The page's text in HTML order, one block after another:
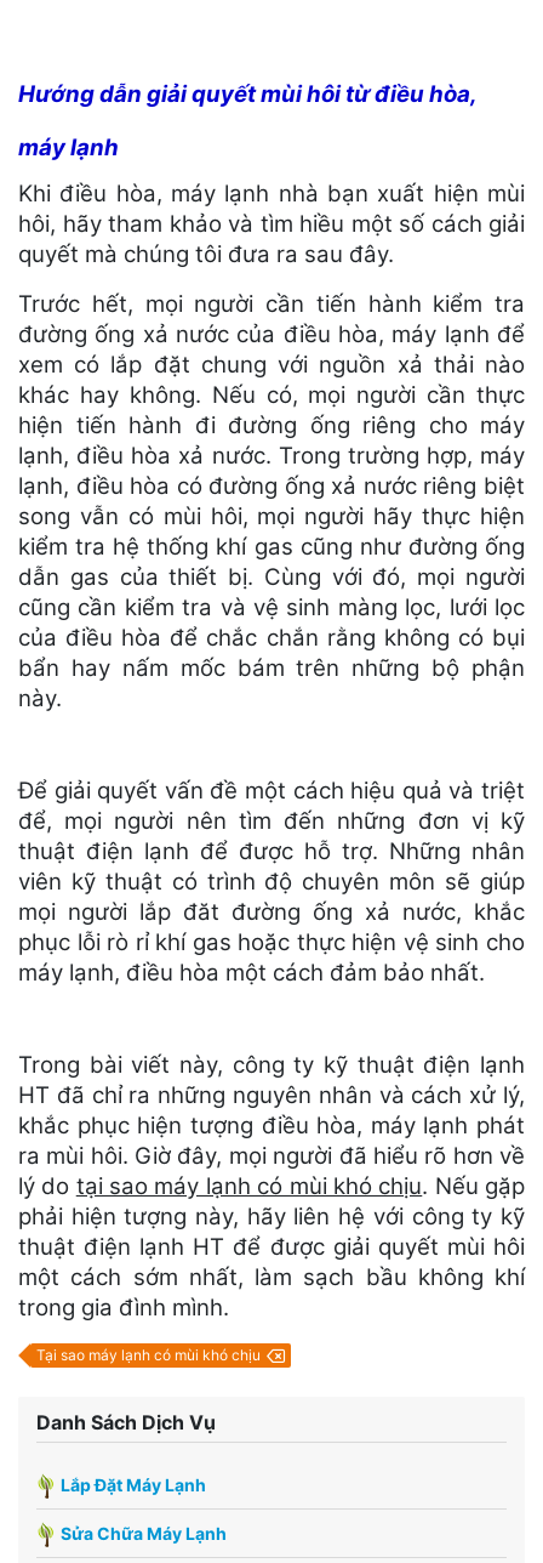
Hướng dẫn giải quyết mùi hôi từ điều hòa,
máy lạnh
Khi điều hòa, máy lạnh nhà bạn xuất hiện mùi
hôi, hãy tham khảo và tìm hiều một số cách giải
quyết mà chúng tôi đưa ra sau đây.
Trước hết, mọi người cần tiến hành kiểm tra
đường ống xả nước của điều hòa, máy lạnh để
xem có lắp đặt chung với nguồn xả thải nào
khác hay không. Nếu có, mọi người cần thực
hiện tiến hành đi đường ống riêng cho máy
lạnh, điều hòa xả nước. Trong trường hợp, máy
lạnh, điều hòa có đường ống xả nước riêng biệt
song vẫn có mùi hôi, mọi người hãy thực hiện
kiểm tra hệ thống khí gas cũng như đường ống
dẫn gas của thiết bị. Cùng với đó, mọi người
cũng cần kiểm tra và vệ sinh màng lọc, lưới lọc
của điều hòa để chắc chắn rằng không có bụi
bẩn hay nấm mốc bám trên những bộ phận
này.
Để giải quyết vấn đề một cách hiệu quả và triệt
để, mọi người nên tìm đến những đơn vị kỹ
thuật điện lạnh để được hỗ trợ. Những nhân
viên kỹ thuật có trình độ chuyên môn sẽ giúp
mọi người lắp đăt đường ống xả nước, khắc
phục lỗi rò rỉ khí gas hoặc thực hiện vệ sinh cho
máy lạnh, điều hòa một cách đảm bảo nhất.
Trong bài viết này, công ty kỹ thuật điện lạnh
HT đã chỉ ra những nguyên nhân và cách xử lý,
khắc phục hiện tượng điều hòa, máy lạnh phát
ra mùi hôi. Giờ đây, mọi người đã hiểu rõ hơn về
lý do tại sao máy lạnh có mùi khó chịu. Nếu gặp
phải hiện tượng này, hãy liên hệ với công ty kỹ
thuật điện lạnh HT để được giải quyết mùi hôi
một cách sớm nhất, làm sạch bầu không khí
trong gia đình mình.
Tại sao máy lạnh có mùi khó chịu
Danh Sách Dịch Vụ
Lắp Đặt Máy Lạnh
Sửa Chữa Máy Lạnh